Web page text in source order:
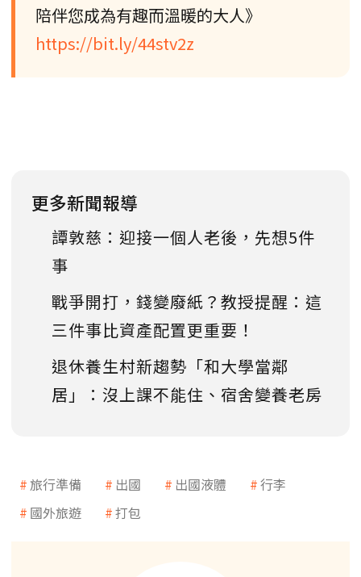
陪伴您成為有趣而溫暖的大人》
https://bit.ly/44stv2z
更多新聞報導
譚敦慈：迎接一個人老後，先想5件
事
戰爭開打，錢變廢紙？教授提醒：這
三件事比資產配置更重要！
退休養生村新趨勢「和大學當鄰
居」：沒上課不能住、宿舍變養老房
旅行準備 出國 出國液體
行李
國外旅遊
打包